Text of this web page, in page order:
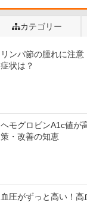
カテゴリー
リンパ節の腫れに注
症状は？
ヘモグロビンA1c値が
策・改善の知恵
血圧がずっと高い！